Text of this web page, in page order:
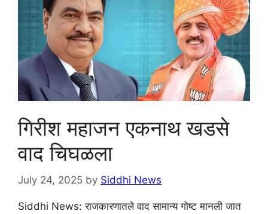
गिरीश महाजन एकनाथ खडसे
वाद चिघळला
July 24, 2025 by Siddhi News
Siddhi News: राजकारणातले वाद सामान्य गोष्ट मानली जात